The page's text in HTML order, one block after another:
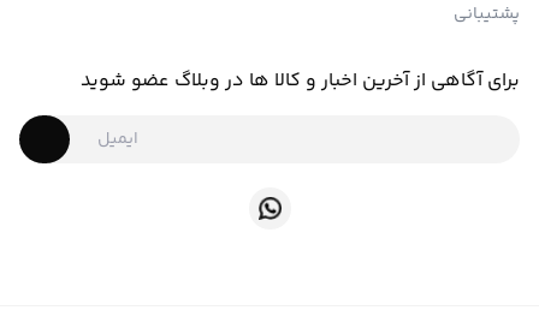
پشتیبانی
برای آگاهی از آخرین اخبار و کالا ها در وبلاگ عضو شوید